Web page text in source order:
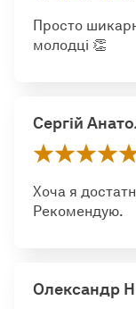
Просто
молодці 👏
Сергій
Хоча я
Рекомендую.
Олександр